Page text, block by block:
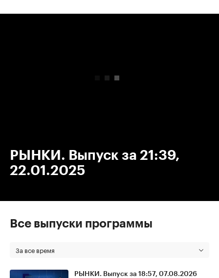
РЫНКИ. Выпуск за 21:39,
22.01.2025
Все выпуски программы
За все время
РЫНКИ. Выпуск за 18:57, 07.08.2026